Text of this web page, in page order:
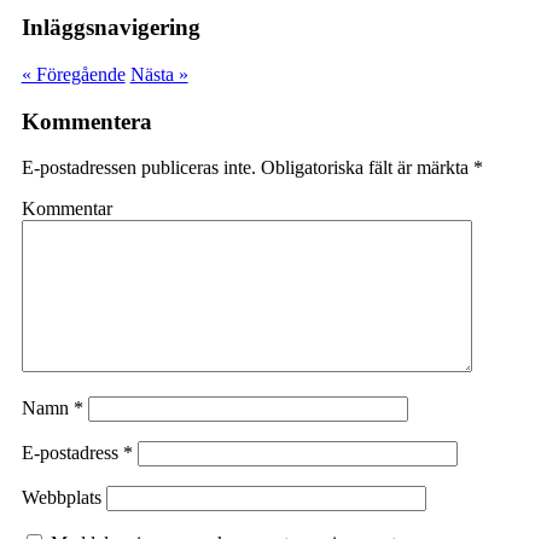
Inläggsnavigering
« Föregående Nästa »
Kommentera
E-postadressen publiceras inte. Obligatoriska fält är märkta *
Kommentar
Namn *
E-postadress *
Webbplats